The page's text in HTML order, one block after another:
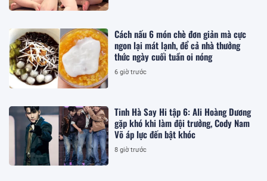
Cách nấu 6 món chè đơn giản mà cực
ngon lại mát lạnh, để cả nhà thưởng
thức ngày cuối tuần oi nóng
6 giờ trước
Tinh Hà Say Hi tập 6: Ali Hoàng Dương
gặp khó khi làm đội trưởng, Cody Nam
Võ áp lực đến bật khóc
8 giờ trước